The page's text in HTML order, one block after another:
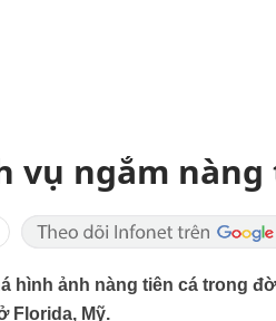
vụ ngắm
hình ảnh nàng tiên cá trong
Florida, Mỹ.